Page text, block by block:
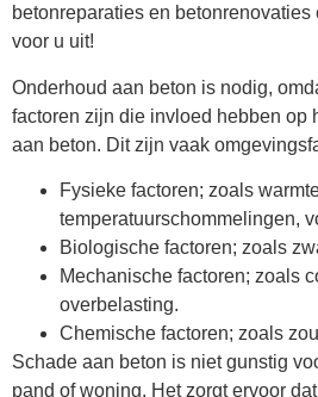
betonreparaties en
voor u uit!
Onderhoud aan beton is nodig,
factoren zijn die invloed hebben op
aan beton. Dit zijn vaak
Fysieke factoren; zoals
temperatuurschommelingen,
Biologische factoren; zoals
Mechanische factoren; zoals
overbelasting.
Chemische factoren; zoals
Schade aan beton is niet gunstig
pand of woning. Het zorgt ervoor